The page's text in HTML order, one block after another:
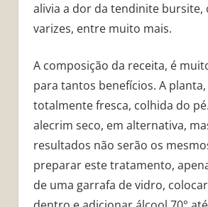
alivia a dor da tendinite bursite,
varizes, entre muito mais.
A composição da receita, é
para tantos benefícios. A
totalmente fresca, colhida do
alecrim seco, em alternativa,
resultados não serão os
preparar este tratamento,
de uma garrafa de vidro,